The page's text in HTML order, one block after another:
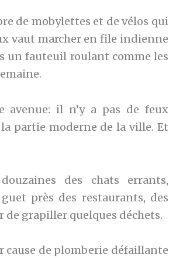
de mobylettes et de vélos qui
vaut marcher en file indienne
un fauteuil roulant comme les
avenue: il n’y a pas de feux
partie moderne de la ville. Et
des chats errants,
près des restaurants, des
de grapiller quelques déchets.
cause de plomberie défaillante